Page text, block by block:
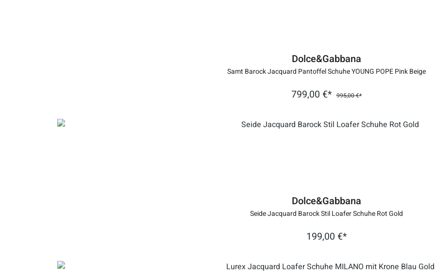
Dolce&Gabbana
Samt Barock Jacquard Pantoffel Schuhe YOUNG POPE Pink Beige
799,00 €* 995,00 €*
Dolce&Gabbana
Seide Jacquard Barock Stil Loafer Schuhe Rot Gold
199,00 €*